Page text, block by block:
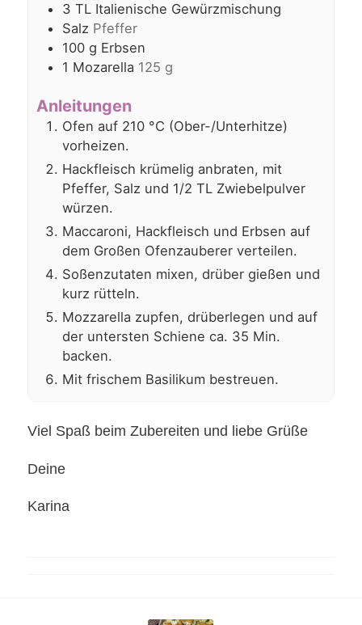
3 TL Italienische Gewürzmischung
Salz Pfeffer
100 g Erbsen
1 Mozarella 125 g
Anleitungen
Ofen auf 210 °C (Ober-/Unterhitze)
vorheizen.
Hackfleisch krümelig anbraten, mit
Pfeffer, Salz und 1/2 TL Zwiebelpulver
würzen.
Maccaroni, Hackfleisch und Erbsen auf
dem Großen Ofenzauberer verteilen.
Soßenzutaten mixen, drüber gießen und
kurz rütteln.
Mozzarella zupfen, drüberlegen und auf
der untersten Schiene ca. 35 Min.
backen.
Mit frischem Basilikum bestreuen.
Viel Spaß beim Zubereiten und liebe Grüße
Deine
Karina